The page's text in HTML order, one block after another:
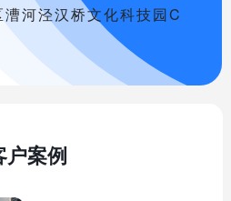
河泾汉桥文化科技园C
户案例